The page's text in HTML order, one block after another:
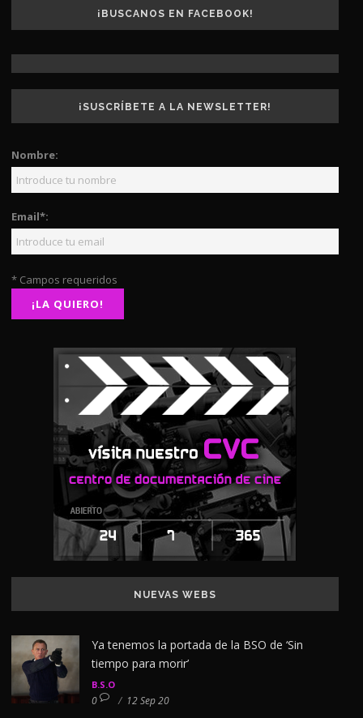
¡BUSCANOS EN FACEBOOK!
¡SUSCRÍBETE A LA NEWSLETTER!
Nombre:
Email*:
* Campos requeridos
NUEVAS WEBS
Ya tenemos la portada de la BSO de ‘Sin
tiempo para morir’
B.S.O
0 / 12 Sep 20